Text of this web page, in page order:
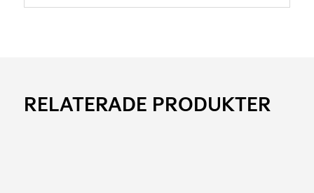
RELATERADE PRODUKTER